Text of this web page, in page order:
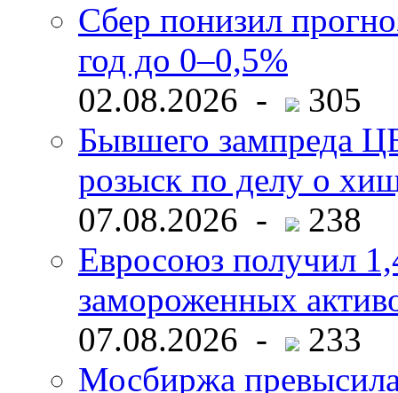
Сбер понизил
год до 0–0,5%
02.08.2026 -
305
Бывшего зампреда
розыск по делу о
07.08.2026 -
238
Евросоюз получил
замороженных
07.08.2026 -
233
Мосбиржа